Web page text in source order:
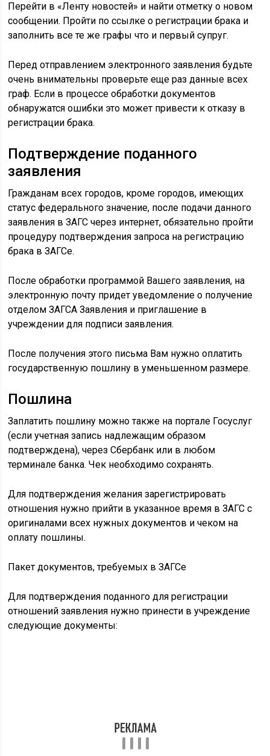
Перейти в «Ленту новостей» и найти отметку о новом
сообщении. Пройти по ссылке о регистрации брака и
заполнить все те же графы что и первый супруг.
Перед отправлением электронного заявления будьте
очень внимательны проверьте еще раз данные всех
граф. Если в процессе обработки документов
обнаружатся ошибки это может привести к отказу в
регистрации брака.
Подтверждение поданного
заявления
Гражданам всех городов, кроме городов, имеющих
статус федерального значение, после подачи данного
заявления в ЗАГС через интернет, обязательно пройти
процедуру подтверждения запроса на регистрацию
брака в ЗАГСе.
После обработки программой Вашего заявления, на
электронную почту придет уведомление о получение
отделом ЗАГСА Заявления и приглашение в
учреждении для подписи заявления.
После получения этого письма Вам нужно оплатить
государственную пошлину в уменьшенном размере.
Пошлина
Заплатить пошлину можно также на портале Госуслуг
(если учетная запись надлежащим образом
подтверждена), через Сбербанк или в любом
терминале банка. Чек необходимо сохранять.
Для подтверждения желания зарегистрировать
отношения нужно прийти в указанное время в ЗАГС с
оригиналами всех нужных документов и чеком на
оплату пошлины.
Пакет документов, требуемых в ЗАГСе
Для подтверждения поданного для регистрации
отношений заявления нужно принести в учреждение
следующие документы: